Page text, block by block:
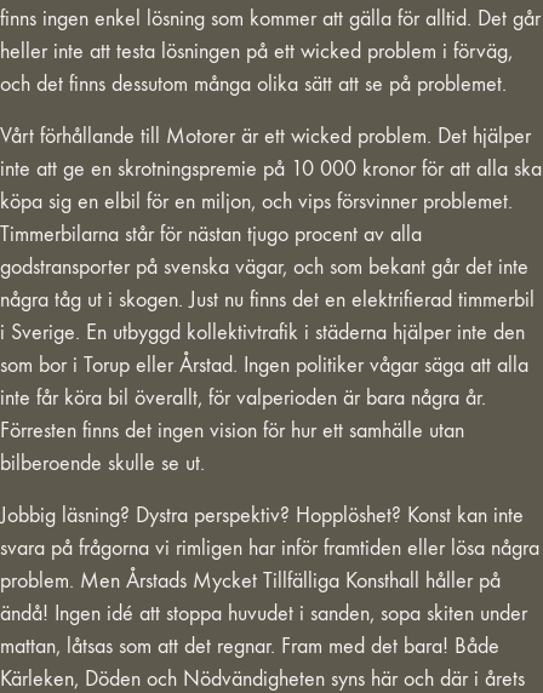
finns ingen enkel lösning som kommer att gälla för alltid. Det går
heller inte att testa lösningen på ett wicked problem i förväg,
och det finns dessutom många olika sätt att se på problemet.
Vårt förhållande till Motorer är ett wicked problem. Det hjälper
inte att ge en skrotningspremie på 10 000 kronor för att alla ska
köpa sig en elbil för en miljon, och vips försvinner problemet.
Timmerbilarna står för nästan tjugo procent av alla
godstransporter på svenska vägar, och som bekant går det inte
några tåg ut i skogen. Just nu finns det en elektrifierad timmerbil
i Sverige. En utbyggd kollektivtrafik i städerna hjälper inte den
som bor i Torup eller Årstad. Ingen politiker vågar säga att alla
inte får köra bil överallt, för valperioden är bara några år.
Förresten finns det ingen vision för hur ett samhälle utan
bilberoende skulle se ut.
Jobbig läsning? Dystra perspektiv? Hopplöshet? Konst kan inte
svara på frågorna vi rimligen har inför framtiden eller lösa några
problem. Men Årstads Mycket Tillfälliga Konsthall håller på
ändå! Ingen idé att stoppa huvudet i sanden, sopa skiten under
mattan, låtsas som att det regnar. Fram med det bara! Både
Kärleken, Döden och Nödvändigheten syns här och där i årets